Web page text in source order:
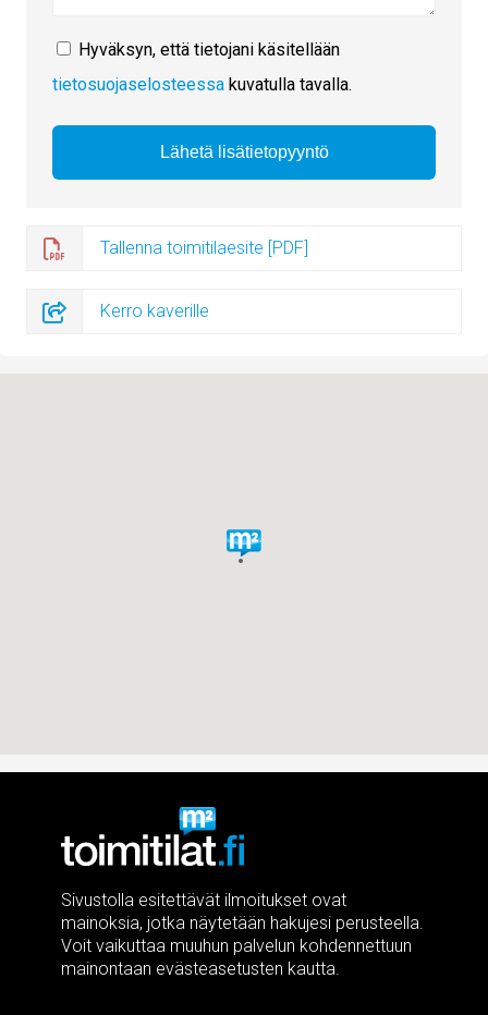
Hyväksyn, että tietojani käsitellään
tietosuojaselosteessa kuvatulla tavalla.
Tallenna toimitilaesite [PDF]
Kerro kaverille
Sivustolla esitettävät ilmoitukset ovat
mainoksia, jotka näytetään hakujesi perusteella.
Voit vaikuttaa muuhun palvelun kohdennettuun
mainontaan evästeasetusten kautta.